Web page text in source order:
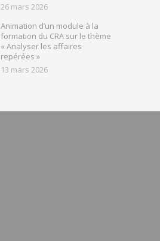
26 mars 2026
Animation d’un module à la
formation du CRA sur le thème
« Analyser les affaires
repérées »
13 mars 2026